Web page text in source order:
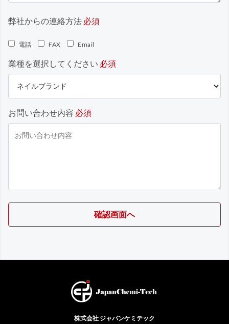
弊社からの連絡方法 必須
電話 FAX Email
業種を選択してください 必須
お問い合わせ内容 必須
株式会社 ジャパンケミテック